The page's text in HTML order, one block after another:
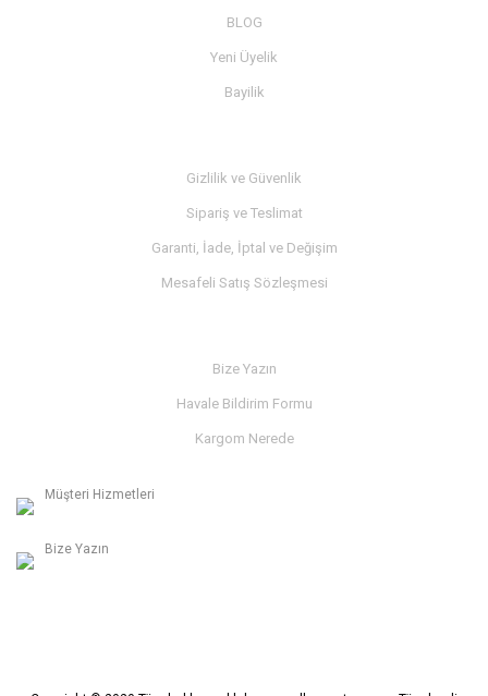
BLOG
Yeni Üyelik
Bayilik
Gizlilik ve Güvenlik
Sipariş ve Teslimat
Garanti, İade, İptal ve Değişim
Mesafeli Satış Sözleşmesi
Bize Yazın
Havale Bildirim Formu
Kargom Nerede
Müşteri Hizmetleri
Bize Yazın